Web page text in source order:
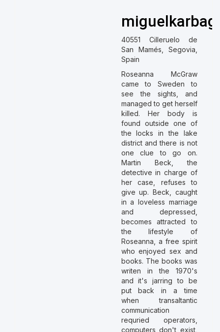
40551 Cilleruelo de
San Mamés, Segovia,
Spain
Roseanna McGraw
came to Sweden to
see the sights, and
managed to get herself
killed. Her body is
found outside one of
the locks in the lake
district and there is not
one clue to go on.
Martin Beck, the
detective in charge of
her case, refuses to
give up. Beck, caught
in a loveless marriage
and depressed,
becomes attracted to
the lifestyle of
Roseanna, a free spirit
who enjoyed sex and
books. The books was
writen in the 1970's
and it's jarring to be
put back in a time
when transaltantic
communication
requried operators,
computers don't exist,